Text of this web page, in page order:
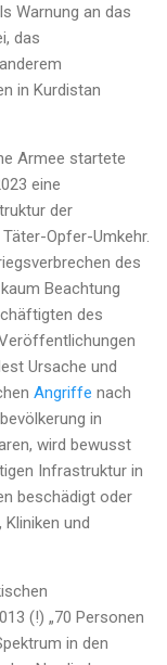
Warnung an das
das
in Kurdistan
Armee startete
eine
der
Opfer-Umkehr.
des
Beachtung
des
Ursache und
Angriffe nach
in
wird bewusst
Infrastruktur in
beschädigt oder
und
(!) „70 Personen
in den